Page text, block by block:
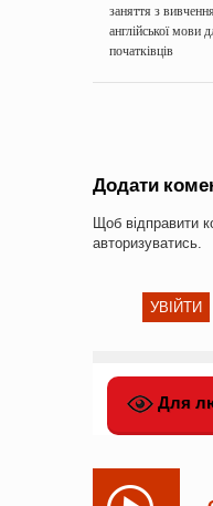
заняття з вивчення
англійської мови
початківців
Додати
Щоб відправити
авторизуватись.
УВІЙТИ
Для